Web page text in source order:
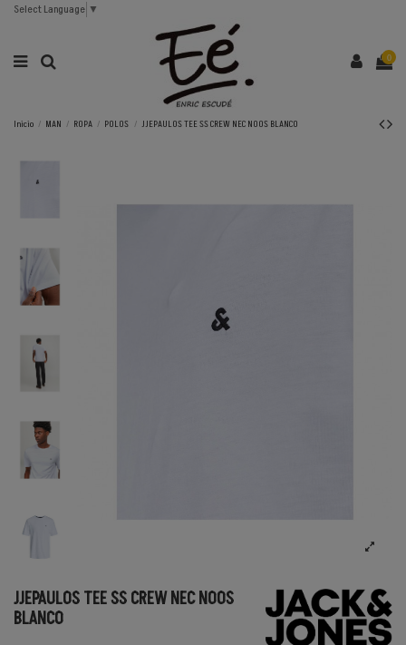
Select Language ▼
0
Inicio MAN ROPA POLOS JJEPAULOS TEE SS CREW NEC NOOS BLANCO
JJEPAULOS TEE SS CREW NEC NOOS
BLANCO